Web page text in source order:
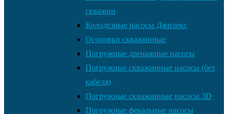
скважин
Колодезные насосы Джилекс
Оголовки скважинные
Погружные дренажные насосы
Погружные скважинные насосы (без
кабеля)
Погружные скважинные насосы 3D
Погружные фекальные насосы